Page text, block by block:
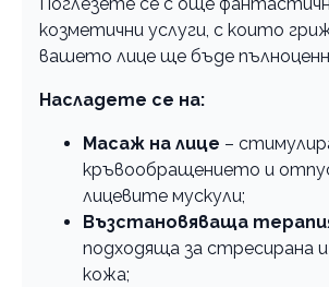
козметични услуги, с които
вашето лице ще бъде
Насладете се на:
Масаж на лице –
кръвообращението и
лицевите мускули;
Възстановяваща
подходяща за стресирана
кожа;